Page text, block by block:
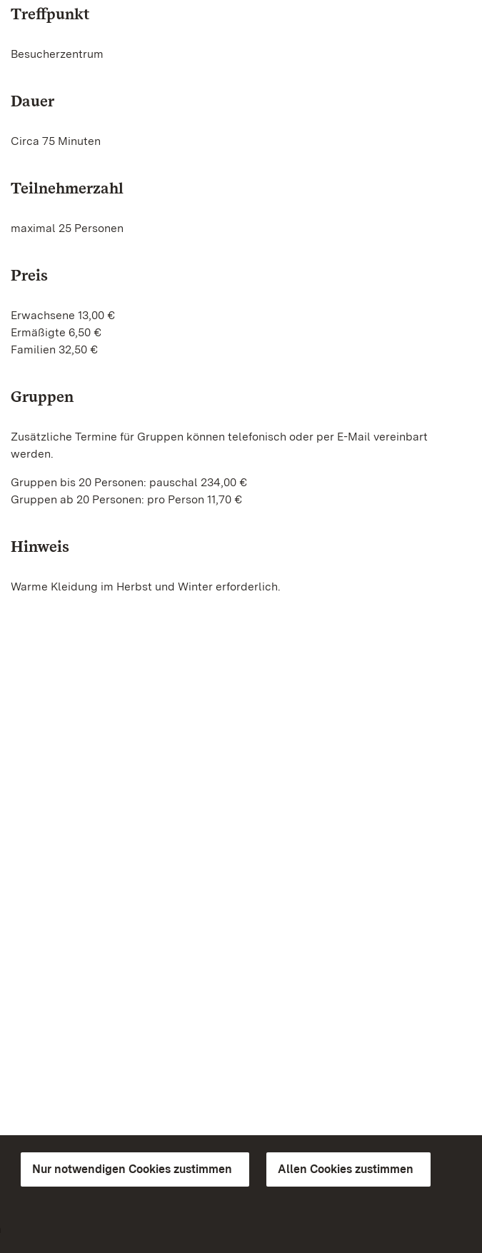
Nur notwendigen Cookies zustimmen Allen Cookies zustimmen
Treffpunkt
Besucherzentrum
Dauer
Circa 75 Minuten
Teilnehmerzahl
maximal 25 Personen
Preis
Erwachsene 13,00 €
Ermäßigte 6,50 €
Familien 32,50 €
Gruppen
Zusätzliche Termine für Gruppen können telefonisch oder per E-Mail vereinbart
werden.
Gruppen bis 20 Personen: pauschal 234,00 €
Gruppen ab 20 Personen: pro Person 11,70 €
Hinweis
Warme Kleidung im Herbst und Winter erforderlich.